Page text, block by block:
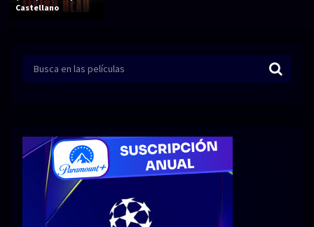
Comedia Crimen
Terror
Fantástico Romance
Bélico Thriller
Biográfico
Castellano